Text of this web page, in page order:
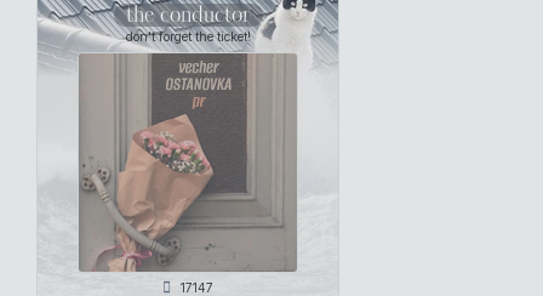
the conductor
don't forget the ticket!
17147